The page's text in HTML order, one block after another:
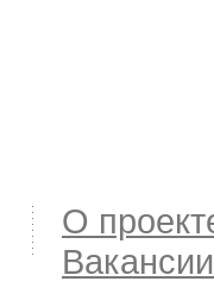
О
Вакансии